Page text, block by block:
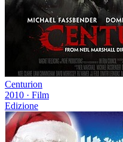
Centurion
2010 · Film
Edizione